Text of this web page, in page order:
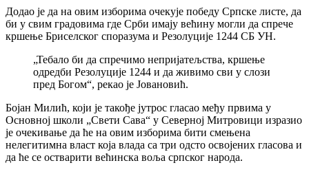
Додао је да на овим изборима очекује победу Српске листе, да
би у свим градовима где Срби имају већину могли да спрече
кршење Бриселског споразума и Резолуције 1244 СБ УН.
„Тебало би да спречимо непријатељства, кршење
одредби Резолуције 1244 и да живимо сви у слози
пред Богом“, рекао је Јовановић.
Бојан Милић, који је такође јутрос гласао међу првима у
Основној школи „Свети Сава“ у Северној Митровици изразио
је очекивање да ће на овим изборима бити смењена
нелегитимна власт која влада са три одсто освојених гласова и
да ће се остварити већинска воља српског народа.